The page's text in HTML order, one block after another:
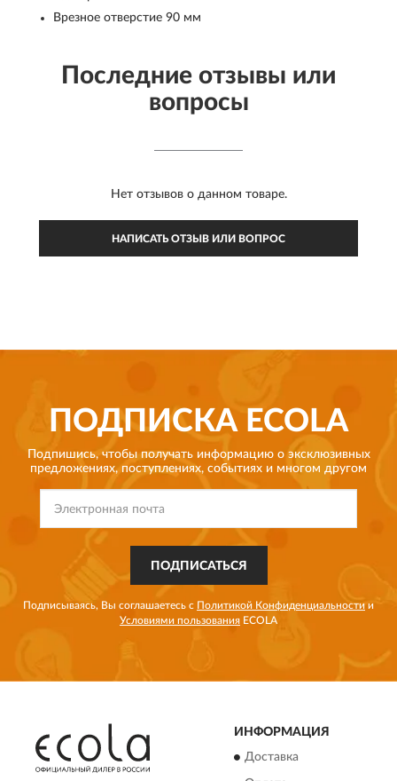
Врезное отверстие 90 мм
Последние отзывы или
вопросы
Нет отзывов о данном товаре.
НАПИСАТЬ ОТЗЫВ ИЛИ ВОПРОС
ПОДПИСКАECOLA
Подпишись, чтобы получать информацию о эксклюзивных
предложениях, поступлениях, событиях и многом другом
ПОДПИСАТЬСЯ
Подписываясь, Вы соглашаетесь с Политикой Конфиденциальности и
Условиями пользования ECOLA
ИНФОРМАЦИЯ
Доставка